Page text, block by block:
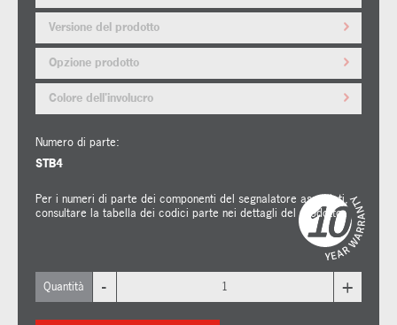
Versione del prodotto
Opzione prodotto
Colore dell'involucro
Numero di parte:
STB4
Per i numeri di parte dei componenti del segnalatore associati,
consultare la tabella dei codici parte nei dettagli del prodotto.
Quantità - +